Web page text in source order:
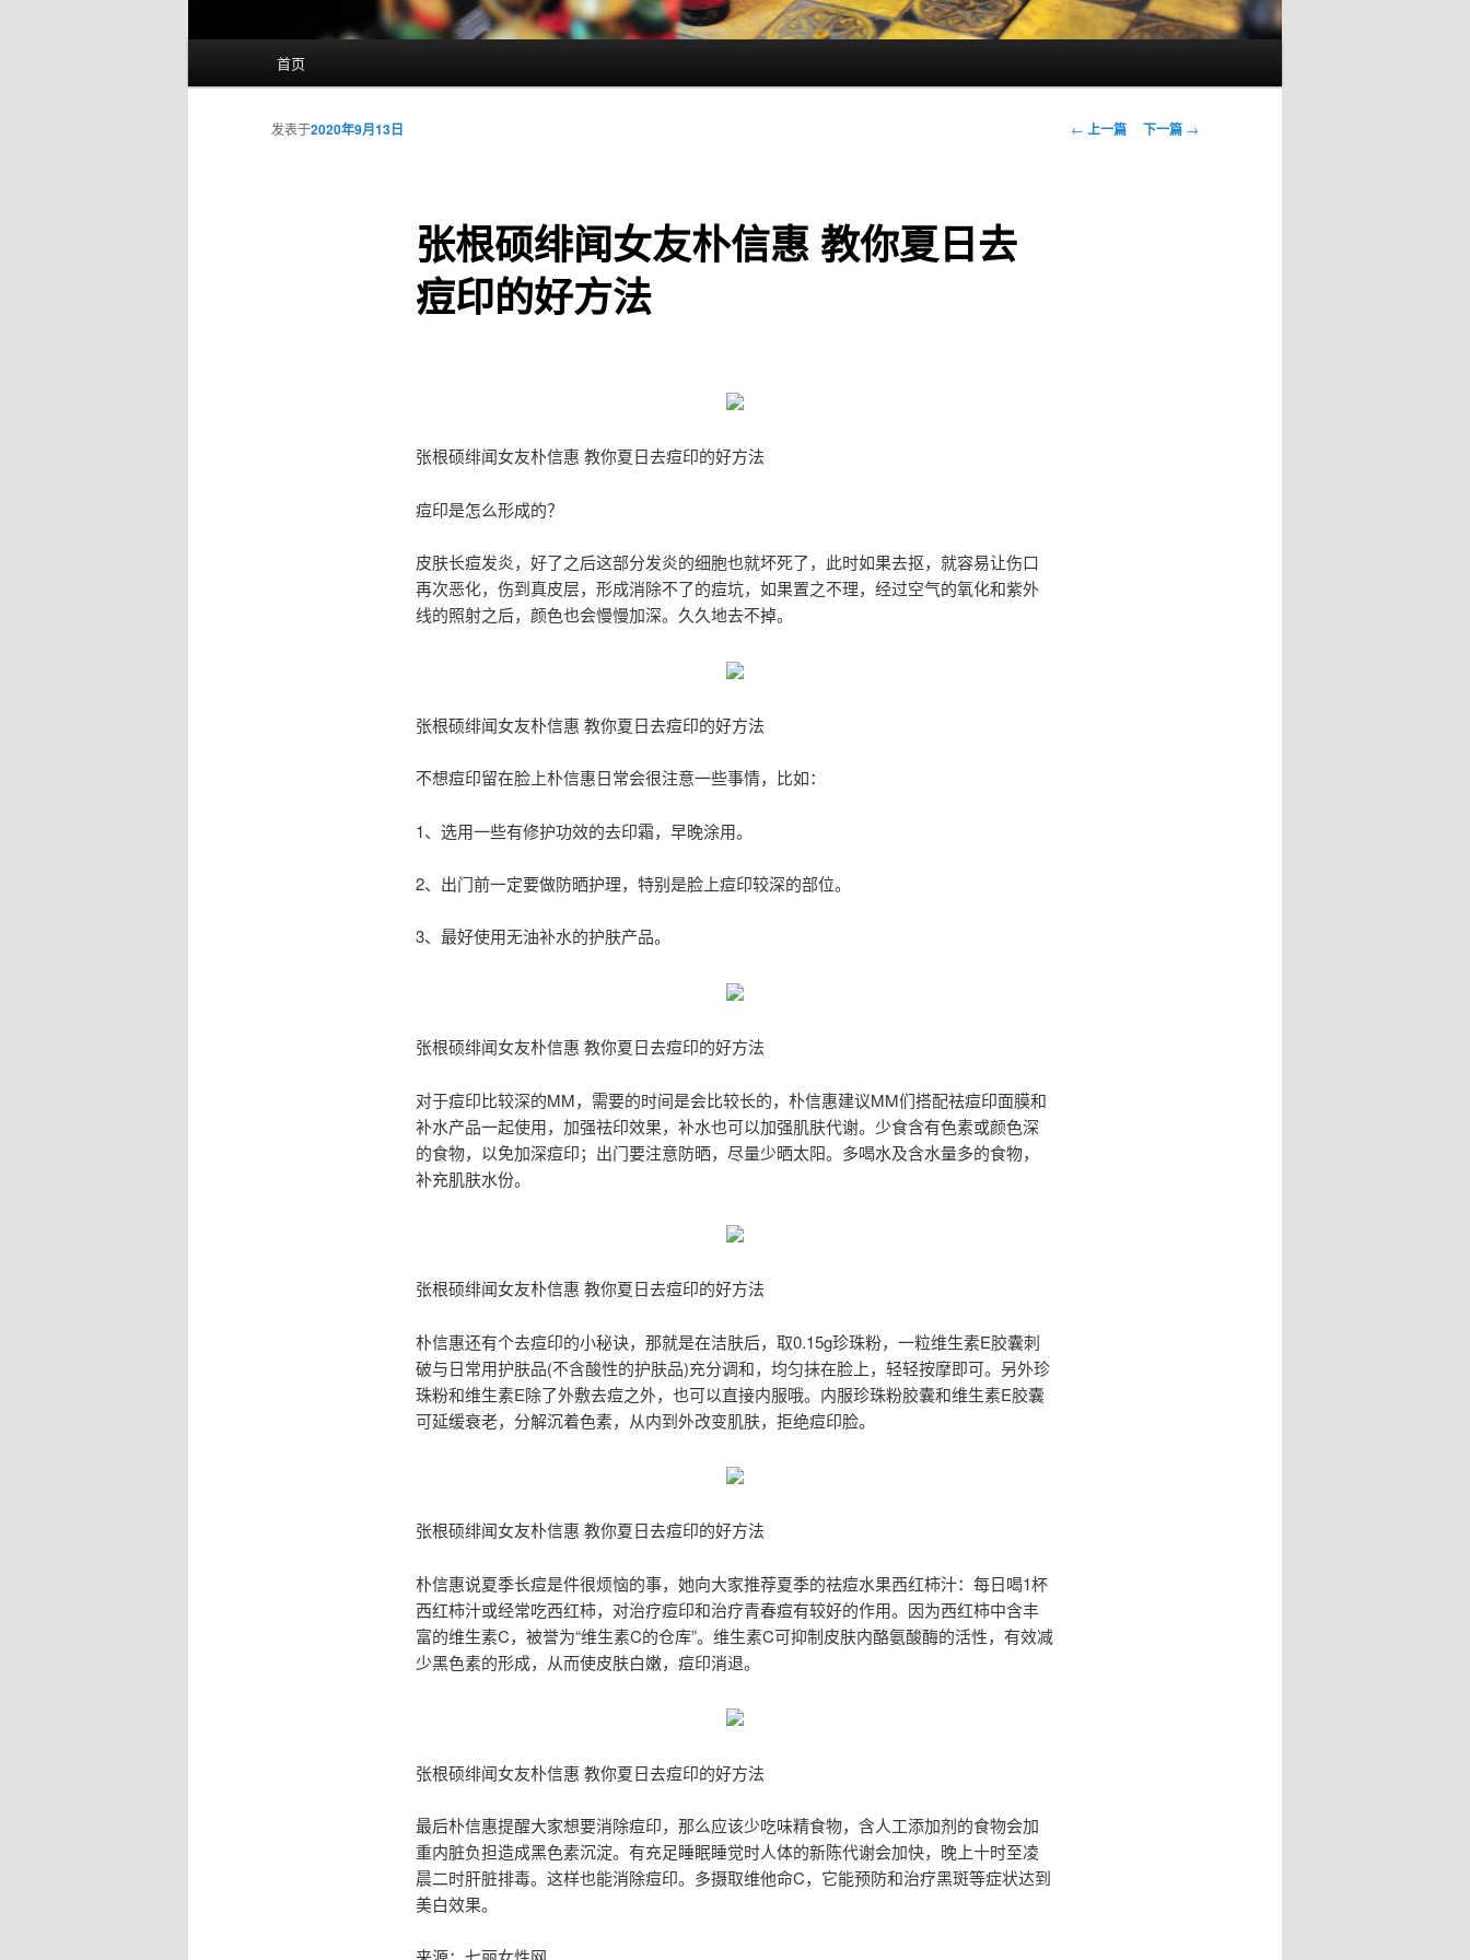
首页
文
← 上一篇 下一篇 →
张根硕绯闻女友朴信惠 教你夏日去
痘印的好方法
发表于2020年9月13日
张根硕绯闻女友朴信惠 教你夏日去痘印的好方法
痘印是怎么形成的？
皮肤长痘发炎，好了之后这部分发炎的细胞也就坏死了，此时如果去抠，就容易让伤口
再次恶化，伤到真皮层，形成消除不了的痘坑，如果置之不理，经过空气的氧化和紫外
线的照射之后，颜色也会慢慢加深。久久地去不掉。
张根硕绯闻女友朴信惠 教你夏日去痘印的好方法
不想痘印留在脸上朴信惠日常会很注意一些事情，比如：
1、选用一些有修护功效的去印霜，早晚涂用。
2、出门前一定要做防晒护理，特别是脸上痘印较深的部位。
3、最好使用无油补水的护肤产品。
张根硕绯闻女友朴信惠 教你夏日去痘印的好方法
对于痘印比较深的MM，需要的时间是会比较长的，朴信惠建议MM们搭配祛痘印面膜和
补水产品一起使用，加强祛印效果，补水也可以加强肌肤代谢。少食含有色素或颜色深
的食物，以免加深痘印；出门要注意防晒，尽量少晒太阳。多喝水及含水量多的食物，
补充肌肤水份。
张根硕绯闻女友朴信惠 教你夏日去痘印的好方法
朴信惠还有个去痘印的小秘诀，那就是在洁肤后，取0.15g珍珠粉，一粒维生素E胶囊刺
破与日常用护肤品(不含酸性的护肤品)充分调和，均匀抹在脸上，轻轻按摩即可。另外珍
珠粉和维生素E除了外敷去痘之外，也可以直接内服哦。内服珍珠粉胶囊和维生素E胶囊
可延缓衰老，分解沉着色素，从内到外改变肌肤，拒绝痘印脸。
张根硕绯闻女友朴信惠 教你夏日去痘印的好方法
朴信惠说夏季长痘是件很烦恼的事，她向大家推荐夏季的祛痘水果西红柿汁：每日喝1杯
西红柿汁或经常吃西红柿，对治疗痘印和治疗青春痘有较好的作用。因为西红柿中含丰
富的维生素C，被誉为“维生素C的仓库”。维生素C可抑制皮肤内酪氨酸酶的活性，有效减
少黑色素的形成，从而使皮肤白嫩，痘印消退。
张根硕绯闻女友朴信惠 教你夏日去痘印的好方法
最后朴信惠提醒大家想要消除痘印，那么应该少吃味精食物，含人工添加剂的食物会加
重内脏负担造成黑色素沉淀。有充足睡眠睡觉时人体的新陈代谢会加快，晚上十时至凌
晨二时肝脏排毒。这样也能消除痘印。多摄取维他命C，它能预防和治疗黑斑等症状达到
美白效果。